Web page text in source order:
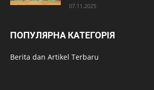
07.11.2025
ПОПУЛЯРНА КАТЕГОРІЯ
Berita dan Artikel Terbaru